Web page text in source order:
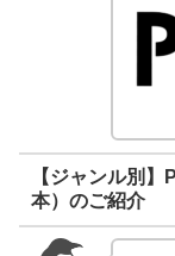
【ジャンル別
本）のご紹介